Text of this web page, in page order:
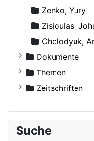
Zenko, Yury
Zisioulas,
Сholodyuk,
Dokumente
Russische
Russische
Themen
Agiographie
Autokephale
Beziehung und
Zeitschriften
Der Frohbote
DOM
Suche